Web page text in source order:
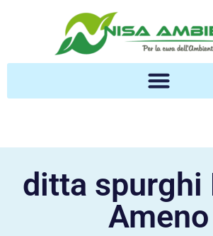
ditta spurghi
Ameno